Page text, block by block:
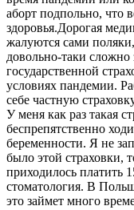
аборт подпольно, что
здоровья.Дорогая
жалуются сами
довольно-таки сложно
государственной
условиях пандемии.
себе частную
У меня как раз такая
беспрепятственно
беременности. Я не
было этой страховки,
приходилось платить
стоматология. В
это займет много